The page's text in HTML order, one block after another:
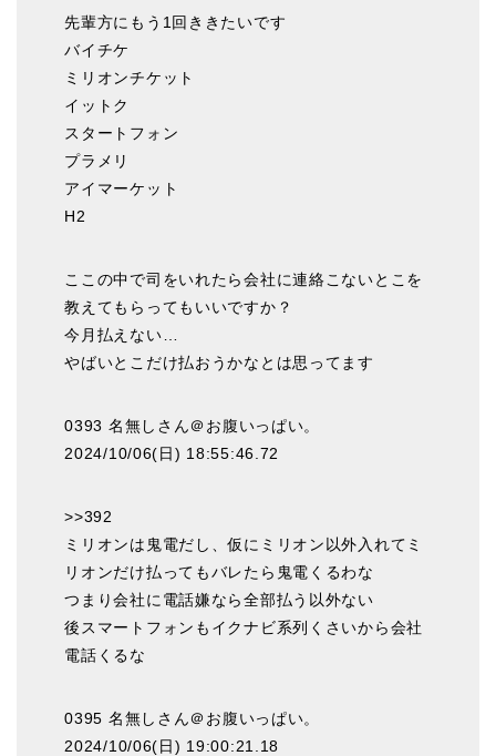
先輩方にもう1回ききたいです
バイチケ
ミリオンチケット
イットク
スタートフォン
プラメリ
アイマーケット
H2
ここの中で司をいれたら会社に連絡こないとこを
教えてもらってもいいですか？
今月払えない…
やばいとこだけ払おうかなとは思ってます
0393 名無しさん＠お腹いっぱい。
2024/10/06(日) 18:55:46.72
>>392
ミリオンは鬼電だし、仮にミリオン以外入れてミ
リオンだけ払ってもバレたら鬼電くるわな
つまり会社に電話嫌なら全部払う以外ない
後スマートフォンもイクナビ系列くさいから会社
電話くるな
0395 名無しさん＠お腹いっぱい。
2024/10/06(日) 19:00:21.18